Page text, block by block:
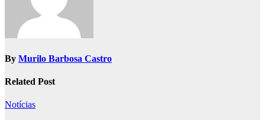
By Murilo Barbosa Castro
Related Post
Notícias